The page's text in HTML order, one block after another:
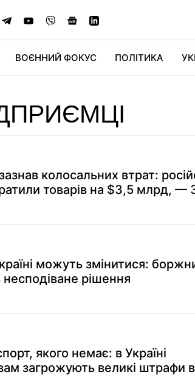
ВОЄННИЙ ФОКУС ПОЛІТИКА
колосальних втрат:
товарів на $3,5 млрд, —
можуть змінитися:
рішення
якого немає: в Україні
загрожують великі штрафи